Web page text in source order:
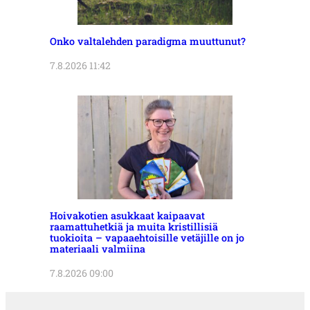
Onko valtalehden paradigma muuttunut?
7.8.2026 11:42
Hoivakotien asukkaat kaipaavat
raamattuhetkiä ja muita kristillisiä
tuokioita – vapaaehtoisille vetäjille on jo
materiaali valmiina
7.8.2026 09:00